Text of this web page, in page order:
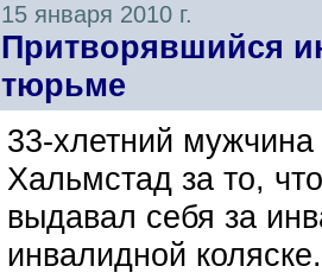
15 января 2010 г.
Притворявшийся
тюрьме
33-хлетний мужчина
Хальмстад за то,
выдавал себя за
инвалидной